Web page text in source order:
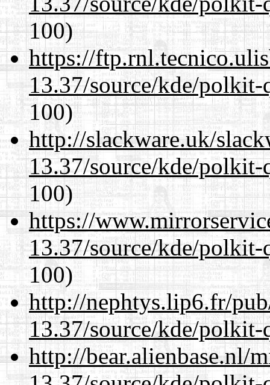
100)
https://
13.37/source/kde/
100)
http://slackware.uk/
13.37/source/kde/
100)
https://
13.37/source/kde/
100)
http://nephtys.lip6.fr/
13.37/source/kde/
http://bear.alienbase.nl/